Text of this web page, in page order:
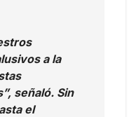
a la
señaló. Sin
el